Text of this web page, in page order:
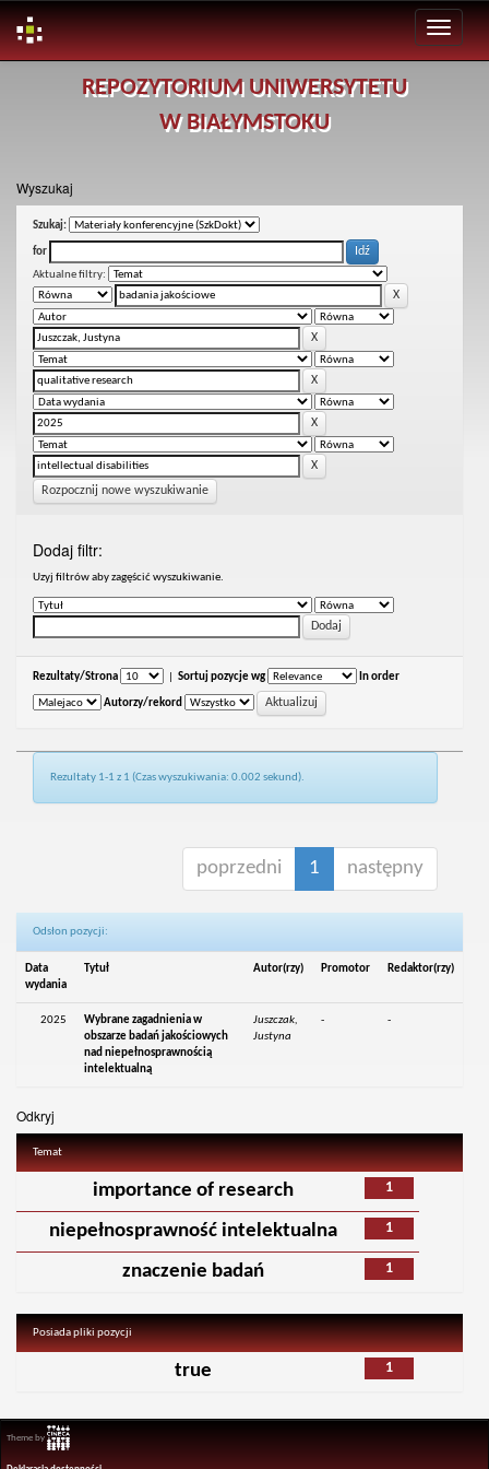
REPOZYTORIUM UNIWERSYTETU
W BIAŁYMSTOKU
Wyszukaj
Szukaj:
for
Aktualne filtry:
Rozpocznij nowe wyszukiwanie
Dodaj filtr:
Uzyj filtrów aby zagęścić wyszukiwanie.
Rezultaty/Strona Sortuj pozycje wg In order
Autorzy/rekord
Rezultaty 1-1 z 1 (Czas wyszukiwania: 0.002 sekund).
poprzedni 1 następny
Odsłon pozycji:
Data
wydania
Tytuł Autor(rzy) Promotor Redaktor(rzy)
2025
Wybrane zagadnienia w
obszarze badań jakościowych
nad niepełnosprawnością
intelektualną
Juszczak,
Justyna
- -
Odkryj
Temat
1
importance of research
1
niepełnosprawność intelektualna
1
znaczenie badań
Posiada pliki pozycji
1
true
Theme by